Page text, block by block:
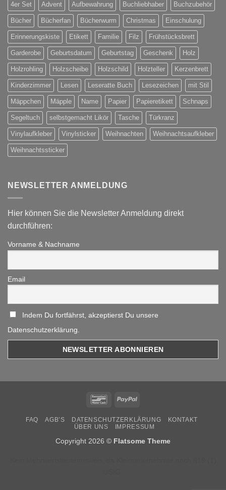
4er Set Advent Aufbewahrung Buchliebhaber Buchzubehör
Bücher Bücherfan Bücherwurm Christmas Einschulung
Erinnerungskiste Etikett Familie Filz Frühstücksbrett
Garderobe Geburtsdatum Geburtstag Geschenk Holz
Holzrohling Holzscheibe Holzschild Holzteller Kerzenbrett
Kinderzimmer Lesen Leseratte Buch Lesezeichen mit Stil
Mäppchen Mäpple Name Papier Papieretikett Schnaps
Segeltuch selbstgemacht Likör Tasche Türkranz
Vinylaufkleber Vinylsticker Weihnachten Weihnachtsaufkleber
Weihnachtssticker
NEWSLETTER ANMELDUNG
Hier können Sie die Newsletter Anmeldung direkt
durchführen:
Vorname & Nachname
Email
Indem Du fortfährst, akzeptierst Du unsere
Datenschutzerklärung.
BancontactPayPal
FAQ AGB’S DATENSCHUTZERKLÄRUNG
KONTAKT
ÜBER UNS
IMPRESSUM
Copyright 2026 © Flatsome Theme